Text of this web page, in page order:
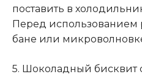
поставить в
Перед использованием
бане или
5. Шоколадный бисквит